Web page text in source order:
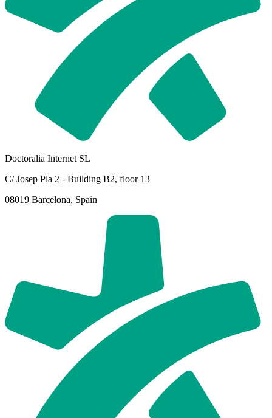
Doctoralia Internet SL
C/ Josep Pla 2 - Building B2, floor 13
08019 Barcelona, Spain